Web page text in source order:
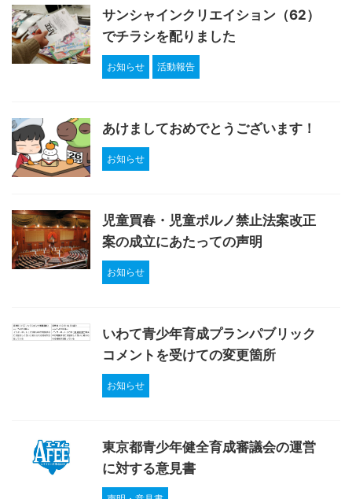
サンシャインクリエイション（62）
でチラシを配りました
お知らせ 活動報告
あけましておめでとうございます！
お知らせ
児童買春・児童ポルノ禁止法案改正
案の成立にあたっての声明
お知らせ
いわて青少年育成プランパブリック
コメントを受けての変更箇所
お知らせ
東京都青少年健全育成審議会の運営
に対する意見書